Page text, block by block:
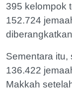
395 kelompok
152.724
Sementara
136.422
Makkah